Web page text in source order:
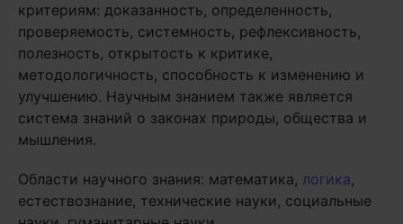
критериям: доказанность, определенность,
проверяемость, системность, рефлексивность,
полезность, открытость к критике,
методологичность, способность к изменению и
улучшению. Научным знанием также является
система знаний о законах природы, общества и
мышления.
Области научного знания: математика, логика,
естествознание, технические науки, социальные